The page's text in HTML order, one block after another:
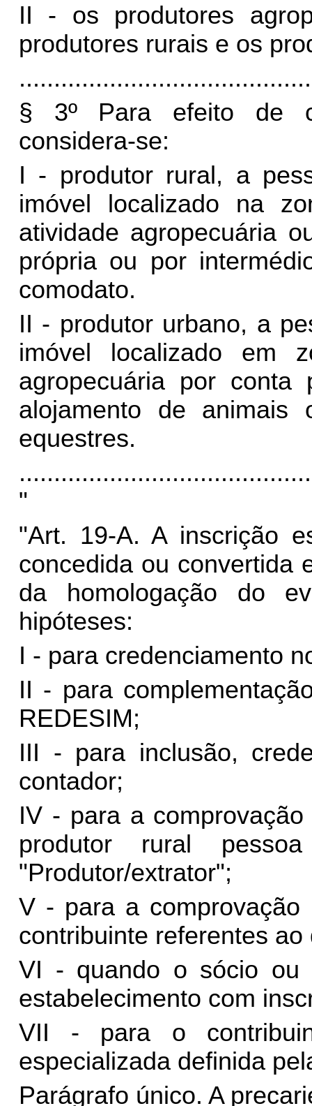
II - os produtores
produtores rurais e os
§ 3º Para efeito de
considera-se:
I - produtor rural, a
imóvel localizado na
atividade agropecuária
própria ou por
comodato.
II - produtor urbano, a
imóvel localizado em
agropecuária por
alojamento de animais
equestres.
"
"Art. 19-A. A inscrição
concedida ou convertida
da homologação do
hipóteses:
I - para credenciamento
II - para
REDESIM;
III - para inclusão,
contador;
IV - para a
produtor rural
"Produtor/extrator";
V - para a comprovação
contribuinte referentes
VI - quando o sócio ou
estabelecimento com
VII - para o
especializada definida
Parágrafo único. A